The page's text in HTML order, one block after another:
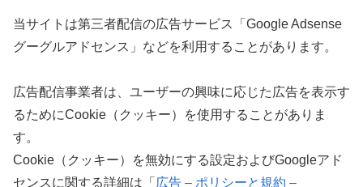
当サイトは第三者配信の広告サービス「Google Adsense
グーグルアドセンス」などを利用することがあります。
広告配信事業者は、ユーザーの興味に応じた広告を表示す
るためにCookie（クッキー）を使用することがありま
す。
Cookie（クッキー）を無効にする設定およびGoogleアド
センスに関する詳細は「 広告 – ポリシーと規約 –